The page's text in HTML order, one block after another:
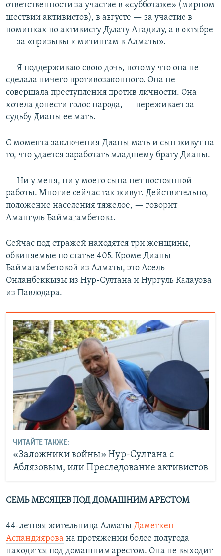
ответственности за участие в «субботаже» (мирном
шествии активистов), в августе — за участие в
поминках по активисту Дулату Агадилу, а в октябре
— за «призывы к митингам в Алматы».
— Я поддерживаю свою дочь, потому что она не
сделала ничего противозаконного. Она не
совершала преступления против личности. Она
хотела донести голос народа, — переживает за
судьбу Дианы ее мать.
С момента заключения Дианы мать и сын живут на
то, что удается заработать младшему брату Дианы.
— Ни у меня, ни у моего сына нет постоянной
работы. Многие сейчас так живут. Действительно,
положение населения тяжелое, — говорит
Амангуль Баймагамбетова.
Сейчас под стражей находятся три женщины,
обвиняемые по статье 405. Кроме Дианы
Баймагамбетовой из Алматы, это Асель
Онланбеккызы из Нур-Султана и Нургуль Калауова
из Павлодара.
ЧИТАЙТЕ ТАКЖЕ:
«Заложники войны» Нур-Султана с
Аблязовым, или Преследование активистов
СЕМЬ МЕСЯЦЕВ ПОД ДОМАШНИМ АРЕСТОМ
44-летняя жительница Алматы Даметкен
Аспандиярова на протяжении более полугода
находится под домашним арестом. Она не выходит